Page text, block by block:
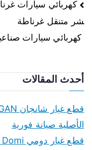
تصفّح
المقالات
شر متنقل غرناطة
أحدث المقالات
الأصلية صيانة فورية